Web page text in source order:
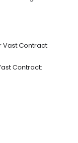
Vast Contract:
Contract: